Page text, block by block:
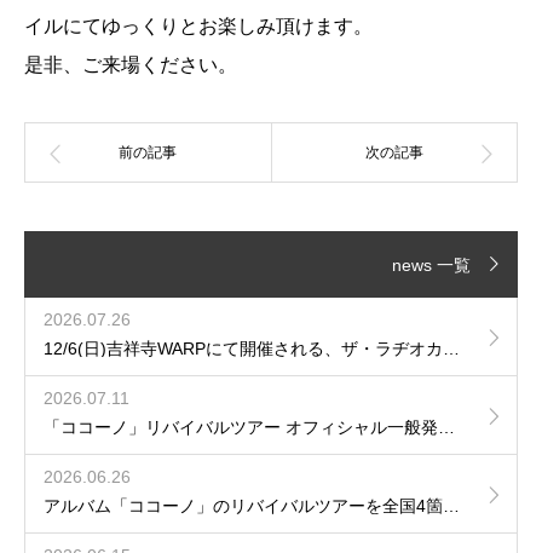
イルにてゆっくりとお楽しみ頂けます。
是非、ご来場ください。
news 一覧
2026.07.26
2026.07.11
2026.06.26